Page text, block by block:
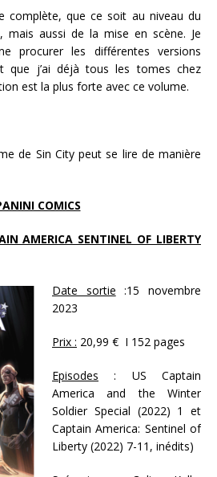
complète, que ce soit au niveau du
mais aussi de la mise en scène. Je
procurer les différentes versions
que j’ai déjà tous les tomes chez
est la plus forte avec ce volume.
de Sin City peut se lire de manière
COMICS
AMERICA SENTINEL OF LIBERTY
Date sortie :15 novembre
2023
Prix : 20,99 € I 152 pages
Episodes : US Captain
America and the Winter
Soldier Special (2022) 1 et
Captain America: Sentinel of
Liberty (2022) 7-11, inédits)